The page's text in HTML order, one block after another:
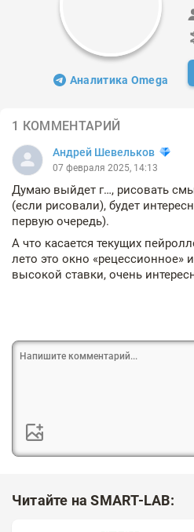
Аналитика Omega
1 КОММЕНТАРИЙ
Андрей Шевельков
07 февраля 2025, 14:13
Думаю выйдет г…, рисовать
(если рисовали), будет
первую очередь).
А что касается текущих
лето это окно «рецессионное»
высокой ставки, очень
Читайте на SMART-LAB: